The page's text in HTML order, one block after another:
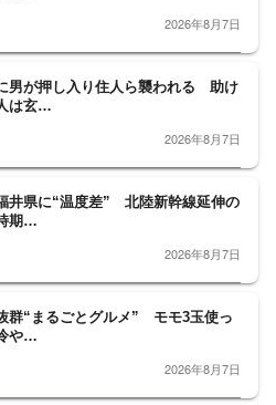
2026年8月7日
男が押し入り住人ら襲われる 助け
は玄…
2026年8月7日
井県に“温度差” 北陸新幹線延伸の
期…
2026年8月7日
群“まるごとグルメ” モモ3玉使っ
や…
2026年8月7日